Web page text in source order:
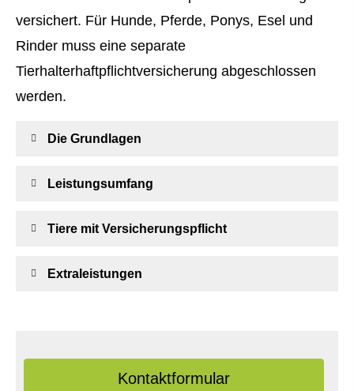
versichert. Für Hunde, Pferde, Ponys, Esel und
Rinder muss eine separate
Tierhalterhaftpflichtversicherung abgeschlossen
werden.
Die Grundlagen
Leistungsumfang
Tiere mit Versicherungspflicht
Extraleistungen
Kontaktformular